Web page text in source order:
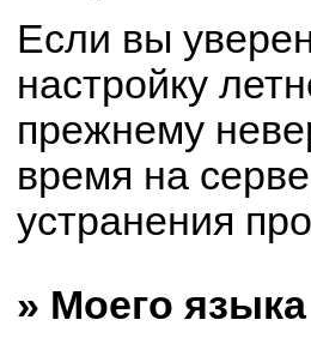
Если вы
настройку
прежнему
время на
устранения
» Моего